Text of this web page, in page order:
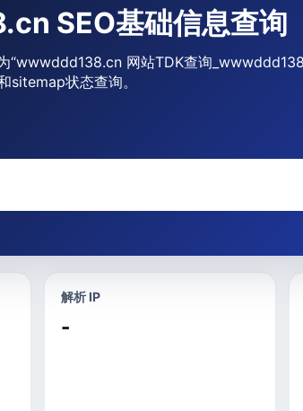
SEO基础信息查询
网站TDK查询
sitemap状态查询。
解析 IP
-